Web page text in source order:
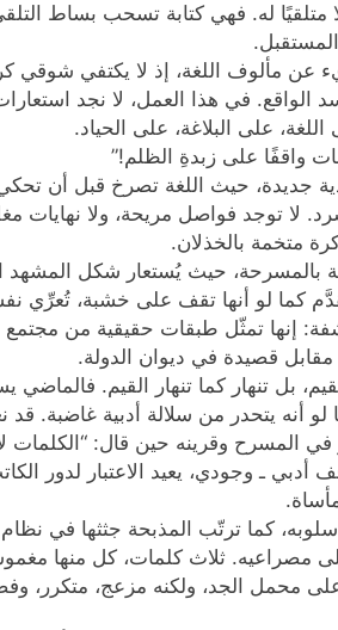
له. فهي كتابة تسحب بساط
عن مألوف اللغة، إذ لا يكتفي
في هذا العمل، لا نجد
على البلاغة، على الحياد.
واقفًا على زبدةِ الظلم!”
جديدة، حيث اللغة تصرخ قبل أن
لا توجد فواصل مريحة، ولا
متخمة بالخذلان.
بالمسرحة، حيث يُستعار شكل
لو أنها تقف على خشبة، تُعرِّي
إنها تمثّل طبقات حقيقية من مجتمع
قصيدة في ديوان الدولة.
بل تنهار كما تنهار القيم. فالماضي
يتحدر من سلالة أدبية غاضبة. قد
المسرح وقرينه حين قال: “الكلمات
موقف أدبي ـ وجودي، يعيد الاعتبار
كما ترتّب المذبحة جثثها في
على مصراعيه. ثلاث كلمات، كل منها
محمل الجد، ولكنه مزعج،